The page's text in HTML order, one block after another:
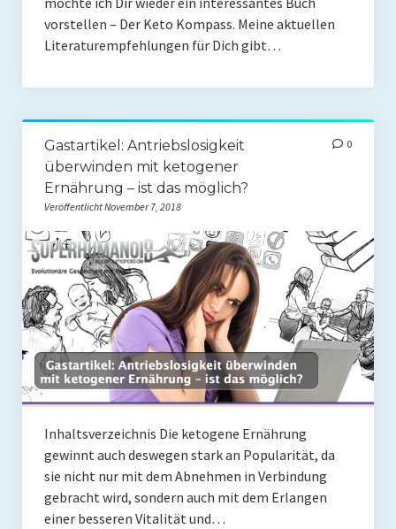
Gastautor werden
Paleo Gehirn-Pflege Guide
Gehirn-Pflege Kochbuch
Paleo Bücher kaufen
Über mich
Pawel M. Konefal
Publikationen
Presse
Redner
Impressum
vorstellen – Der Keto Kompass. Meine aktuellen
Literaturempfehlungen für Dich gibt…
Gastartikel: Antriebslosigkeit
überwinden mit ketogener
Ernährung – ist das möglich?
Veröffentlicht November 7, 2018
0
Inhaltsverzeichnis Die ketogene Ernährung
gewinnt auch deswegen stark an Popularität, da
sie nicht nur mit dem Abnehmen in Verbindung
gebracht wird, sondern auch mit dem Erlangen
einer besseren Vitalität und…